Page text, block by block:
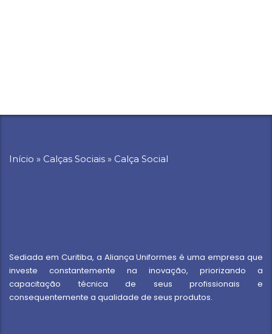
Início » Calças Sociais » Calça Social
Sediada em Curitiba, a Aliança Uniformes é uma empresa que
investe constantemente na inovação, priorizando a
capacitação técnica de seus profissionais e
consequentemente a qualidade de seus produtos.